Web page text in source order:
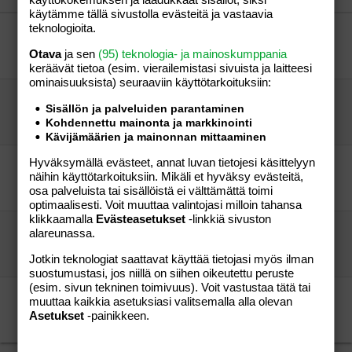
Verdana
POISTOON!!
anu1982
Perhe-elämä
0
Perhe-elämä
27.07.2005
anu1982
anu1982
Perhe-elämä
0
Perhe-elämä
07.09.2004
anu1982
POISTOON!!
anu1982 Perhe-elämä
15
Perhe-elämä
17.12.2004
äityli19 vuosaari
Kierukan poistoon!!!
4
Aihe vapaa
06.07.2009
ap
miksi poistoon?
hajutonmauton? Aihe vapaa
käytämme tällä sivustolla evästeitä ja vastaavia
teknologioita.
Otavaja sen (95) teknologia- ja mainoskumppania
keräävät tietoa (esim. vierailemis­tasi sivuista ja laitteesi
ominaisuuk­sista) seuraaviin käyttötarkoituksiin:
Sisällön ja palveluiden parantaminen
Kohdennettu mainonta ja markkinointi
Kävijämäärien ja mainonnan mittaaminen
Hyväksymällä evästeet, annat luvan tietojesi käsittelyyn
näihin käyttötarkoituksiin. Mikäli et hyväksy evästeitä,
osa palveluista tai sisällöistä ei välttämättä toimi
optimaalisesti. Voit muuttaa valintojasi milloin tahansa
klikkaamalla Evästeasetukset -linkkiä sivuston
alareunassa.
Jotkin teknologiat saattavat käyttää tietojasi myös ilman
suostumustasi, jos niillä on siihen oikeutettu peruste
(esim. sivun tekninen toimivuus). Voit vastustaa tätä tai
muuttaa kaikkia asetuksiasi valitsemalla alla olevan
Asetukset -painikkeen.